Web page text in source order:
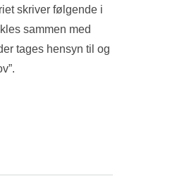
skriver følgende i
sammen med
tages hensyn til og